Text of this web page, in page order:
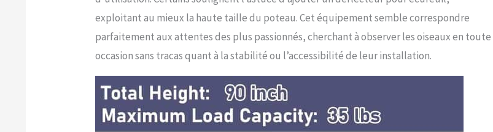
exploitant au mieux la haute taille du poteau. Cet équipement semble correspondre
parfaitement aux attentes des plus passionnés, cherchant à observer les oiseaux en toute
occasion sans tracas quant à la stabilité ou l’accessibilité de leur installation.